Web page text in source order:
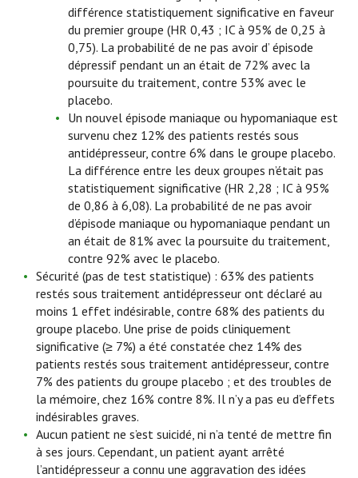
différence statistiquement significative en faveur
du premier groupe (HR 0,43 ; IC à 95% de 0,25 à
0,75). La probabilité de ne pas avoir d’ épisode
dépressif pendant un an était de 72% avec la
poursuite du traitement, contre 53% avec le
placebo.
Un nouvel épisode maniaque ou hypomaniaque est
survenu chez 12% des patients restés sous
antidépresseur, contre 6% dans le groupe placebo.
La différence entre les deux groupes n’était pas
statistiquement significative (HR 2,28 ; IC à 95%
de 0,86 à 6,08). La probabilité de ne pas avoir
d’épisode maniaque ou hypomaniaque pendant un
an était de 81% avec la poursuite du traitement,
contre 92% avec le placebo.
Sécurité (pas de test statistique) : 63% des patients
restés sous traitement antidépresseur ont déclaré au
moins 1 effet indésirable, contre 68% des patients du
groupe placebo. Une prise de poids cliniquement
significative (≥ 7%) a été constatée chez 14% des
patients restés sous traitement antidépresseur, contre
7% des patients du groupe placebo ; et des troubles de
la mémoire, chez 16% contre 8%. Il n’y a pas eu d’effets
indésirables graves.
Aucun patient ne s’est suicidé, ni n’a tenté de mettre fin
à ses jours. Cependant, un patient ayant arrêté
l’antidépresseur a connu une aggravation des idées